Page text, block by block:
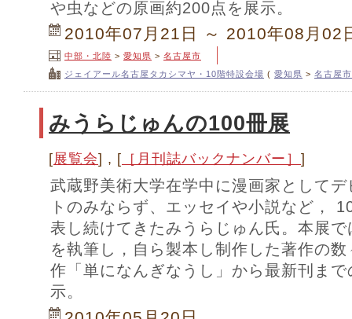
や虫などの原画約200点を展示。
2010年07月21日 ～ 2010年08月02
中部・北陸 > 愛知県 > 名古屋市
ジェイアール名古屋タカシマヤ・10階特設会場 ( 愛知県 > 名古屋市
みうらじゅんの100冊展
[展覧会] , [ ［月刊誌バックナンバー］ ]
武蔵野美術大学在学中に漫画家として
トのみならず、エッセイや小説など，
表し続けてきたみうらじゅん氏。本展
を執筆し，自ら製本し制作した著作の
作「単になんぎなうし」から最新刊ま
示。